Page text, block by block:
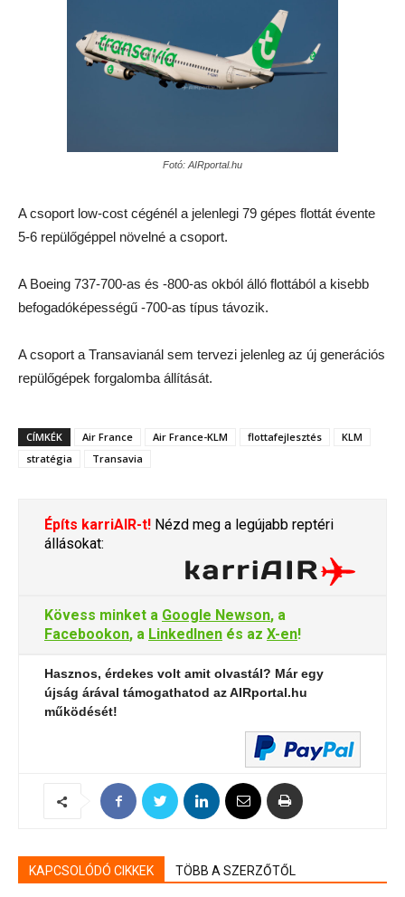
Fotó: AIRportal.hu
A csoport low-cost cégénél a jelenlegi 79 gépes flottát évente
5-6 repülőgéppel növelné a csoport.
A Boeing 737-700-as és -800-as okból álló flottából a kisebb
befogadóképességű -700-as típus távozik.
A csoport a Transavianál sem tervezi jelenleg az új generációs
repülőgépek forgalomba állítását.
CÍMKÉK Air France Air France-KLM flottafejlesztés
KLM
stratégia
Transavia
Építs karriAIR-t! Nézd meg a legújabb reptéri
állásokat:
Kövess minket a Google Newson, a
Facebookon, a LinkedInen és az X-en!
Hasznos, érdekes volt amit olvastál? Már egy
újság árával támogathatod az AIRportal.hu
működését!
KAPCSOLÓDÓ CIKKEK TÖBB A SZERZŐTŐL